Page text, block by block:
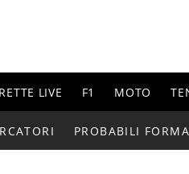
LIVE F1 MOTO
PROBABILI